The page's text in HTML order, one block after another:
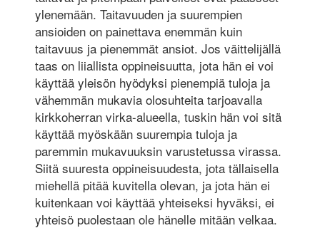
ylenemään. Taitavuuden ja suurempien
ansioiden on painettava enemmän kuin
taitavuus ja pienemmät ansiot. Jos väittelijällä
taas on liial­lista oppineisuutta, jota hän ei voi
käyttää yleisön hyödyksi pienempiä tuloja ja
vähemmän mukavia olosuhteita tarjoavalla
kirkkoherran virka-alueella, tuskin hän voi sitä
käyttää myöskään suurempia tuloja ja
paremmin mukavuuksin varustetussa virassa.
Siitä suuresta oppineisuudesta, jota tällaisella
miehellä pitää kuvitella olevan, ja jota hän ei
kuitenkaan voi käyttää yhteiseksi hyväksi, ei
yhteisö puolestaan ole hänelle mitään velkaa.